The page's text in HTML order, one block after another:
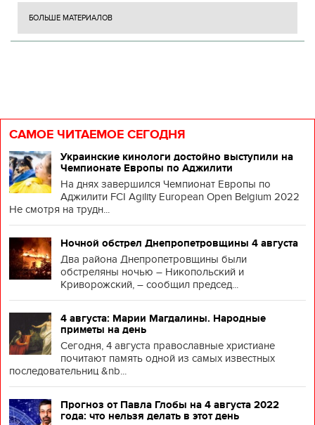
БОЛЬШЕ МАТЕРИАЛОВ
САМОЕ ЧИТАЕМОЕ СЕГОДНЯ
Украинские кинологи достойно выступили на
Чемпионате Европы по Аджилити
На днях завершился Чемпионат Европы по
Аджилити FCI Agility European Open Belgium 2022
Не смотря на трудн...
Ночной обстрел Днепропетровщины 4 августа
Два района Днепропетровщины были
обстреляны ночью – Никопольский и
Криворожский, – сообщил председ...
4 августа: Марии Магдалины. Народные
приметы на день
Сегодня, 4 августа православные христиане
почитают память одной из самых известных
последовательниц &nb...
Прогноз от Павла Глобы на 4 августа 2022
года: что нельзя делать в этот день